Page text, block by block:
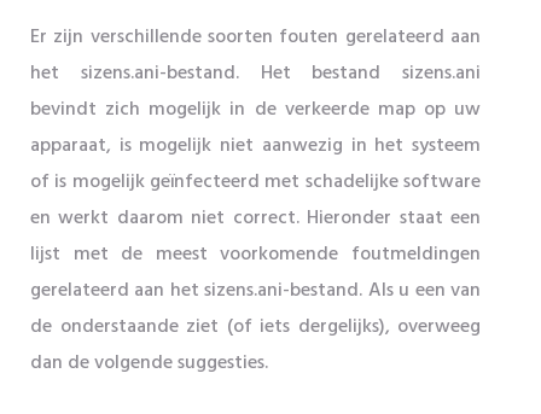
Er zijn verschillende soorten fouten gerelateerd aan
het sizens.ani-bestand. Het bestand sizens.ani
bevindt zich mogelijk in de verkeerde map op uw
apparaat, is mogelijk niet aanwezig in het systeem
of is mogelijk geïnfecteerd met schadelijke software
en werkt daarom niet correct. Hieronder staat een
lijst met de meest voorkomende foutmeldingen
gerelateerd aan het sizens.ani-bestand. Als u een van
de onderstaande ziet (of iets dergelijks), overweeg
dan de volgende suggesties.